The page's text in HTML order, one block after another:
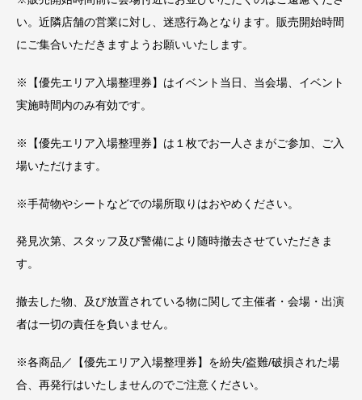
い。近隣店舗の営業に対し、迷惑行為となります。販売開始時間
にご集合いただきますようお願いいたします。
※【優先エリア入場整理券】はイベント当日、当会場、イベント
実施時間内のみ有効です。
※【優先エリア入場整理券】は１枚でお一人さまがご参加、ご入
場いただけます。
※手荷物やシートなどでの場所取りはおやめください。
発見次第、スタッフ及び警備により随時撤去させていただきま
す。
撤去した物、及び放置されている物に関して主催者・会場・出演
者は一切の責任を負いません。
※各商品／【優先エリア入場整理券】を紛失/盗難/破損された場
合、再発行はいたしませんのでご注意ください。